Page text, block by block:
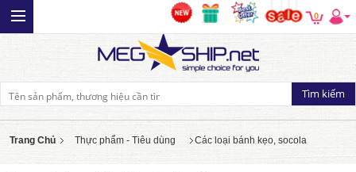
0
Trang Chủ Thực phẩm - Tiêu dùng Các loại bánh kẹo, socola